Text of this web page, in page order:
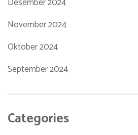
November 2024
Oktober 2024
September 2024
Categories